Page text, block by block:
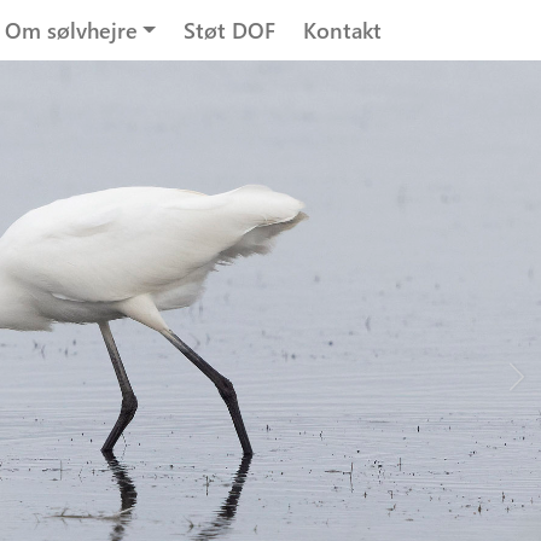
Om sølvhejre Støt DOF Kontakt